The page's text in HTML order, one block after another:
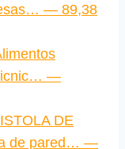
— 89,38
—
DE
de pared… —